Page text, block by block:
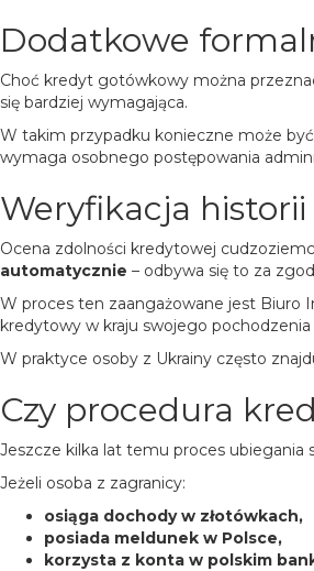
Dodatkowe
Choć kredyt gotówkowy można
się bardziej wymagająca.
W takim przypadku konieczne może
wymaga osobnego postępowania
Weryfikacja
Ocena zdolności kredytowej
automatycznie – odbywa się to za
W proces ten zaangażowane jest Biuro
kredytowy w kraju swojego
W praktyce osoby z Ukrainy często
Czy procedura
Jeszcze kilka lat temu proces ubiegania
Jeżeli osoba z zagranicy:
osiąga dochody w złotówkach,
posiada meldunek w Polsce,
korzysta z konta w polskim